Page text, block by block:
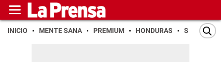
INICIO MENTE SANA PREMIUM HONDURAS SAN PEDRO